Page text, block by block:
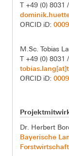
T +49 (0) 8031
ORCID iD:
M.Sc. Tobias
T +49 (0) 8031
ORCID iD:
Dr. Herbert
Bayerische
Forstwirtschaft